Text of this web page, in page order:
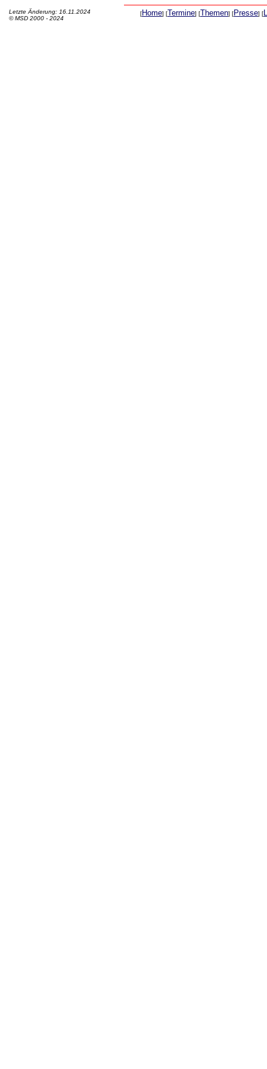
Letzte Änderung: 16.11.2024
© MSD 2000 - 2024
[Home] [Termine] [Themen] [Presse] [